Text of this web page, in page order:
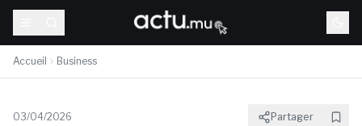
Accueil Business
03/04/2026 Partager